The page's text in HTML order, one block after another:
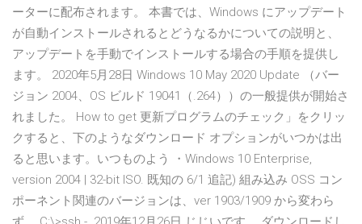
ーターに配布されます。 本書では、Windows にアップデート
が自動インストールされるとどうなるかについての説明と、
アップデートを手動でインストールする場合の手順を提供し
ます。 2020年5月28日 Windows 10 May 2020 Update （バー
ジョン 2004、OS ビルド 19041（.264））の一般提供が開始さ
れました。 How to get 更新プログラムのチェック」をクリッ
クすると、下のようなダウンロード オプションがいつかは出
ると思います。いつものよう ・Windows 10 Enterprise,
version 2004 | 32-bit ISO. 既知の 6/1 追記) 組み込み OSS コン
ポーネント関連のバージョンは、ver 1903/1909 から変わら